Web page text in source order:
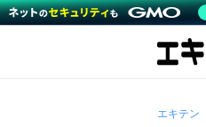
エキテン